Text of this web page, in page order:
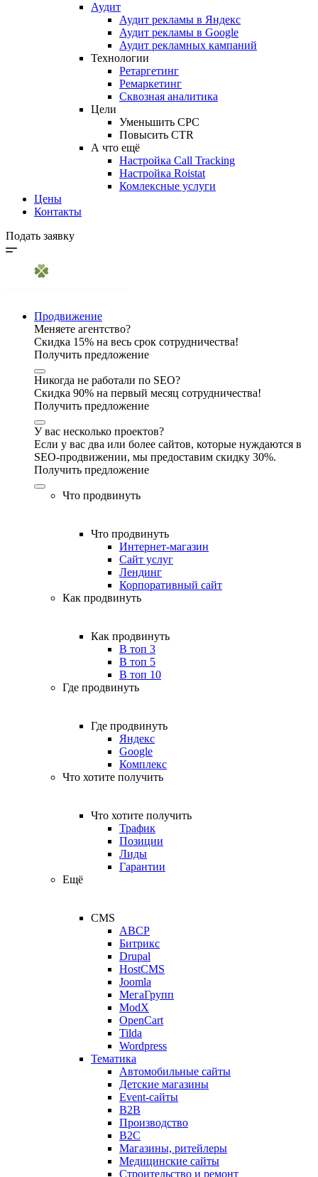
Аудит
Аудит рекламы в Яндекс
Аудит рекламы в Google
Аудит рекламных кампаний
Технологии
Ретаргетинг
Ремаркетинг
Сквозная аналитика
Цели
Уменьшить CPC
Повысить CTR
А что ещё
Настройка Call Tracking
Настройка Roistat
Комлексные услуги
Цены
Контакты
Подать заявку
Продвижение
Меняете агентство?
Скидка 15% на весь срок сотрудничества!
Получить предложение
Никогда не работали по SEO?
Скидка 90% на первый месяц сотрудничества!
Получить предложение
У вас несколько проектов?
Если у вас два или более сайтов, которые нуждаются в
SEO-продвижении, мы предоставим скидку 30%.
Получить предложение
Что продвинуть
Что продвинуть
Интернет-магазин
Сайт услуг
Лендинг
Корпоративный сайт
Как продвинуть
Как продвинуть
В топ 3
В топ 5
В топ 10
Где продвинуть
Где продвинуть
Яндекс
Google
Комплекс
Что хотите получить
Что хотите получить
Трафик
Позиции
Лиды
Гарантии
Ещё
CMS
ABCP
Битрикс
Drupal
HostCMS
Joomla
МегаГрупп
ModX
OpenCart
Tilda
Wordpress
Тематика
Автомобильные сайты
Детские магазины
Event-сайты
B2B
Производство
B2C
Магазины, ритейлеры
Медицинские сайты
Строительство и ремонт